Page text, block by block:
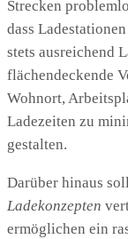
Strecken
dass
stets ausreichend
flächendeckende
Wohnort,
Ladezeiten zu
gestalten.
Darüber hinaus
Ladekonzepten
ermöglichen ein